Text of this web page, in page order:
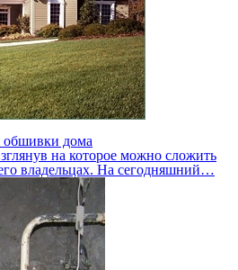
обшивки дома
на которое можно сложить
владельцах. На сегодняшний…